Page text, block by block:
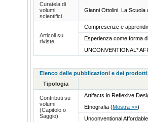
Curatela di
volumi
scientifici
Gianni Ottolini. La
Articoli su
riviste
Compresenze e
Esperienza come forma
UNCONVENTIONAL*
Elenco delle pubblicazioni e dei
Tipologia
Contributi su
volumi
(Capitolo o
Saggio)
Artifacts in Reflexive
Etnografia(Mostra >>)
Unconventional